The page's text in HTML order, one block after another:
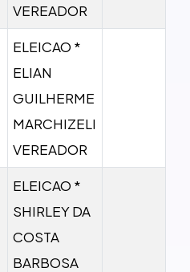
VEREADOR
ELEICAO *
ELIAN
GUILHERME
MARCHIZELI
VEREADOR
ELEICAO *
SHIRLEY DA
COSTA
BARBOSA